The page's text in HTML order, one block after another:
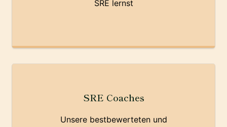
SRE lernst
SRE Coaches
Unsere bestbewerteten und